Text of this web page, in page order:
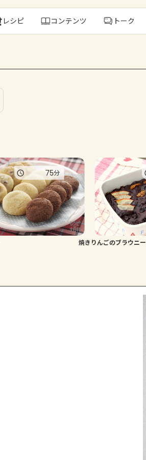
レシピ コンテンツ トーク
75分
焼きりんごのブラウニー